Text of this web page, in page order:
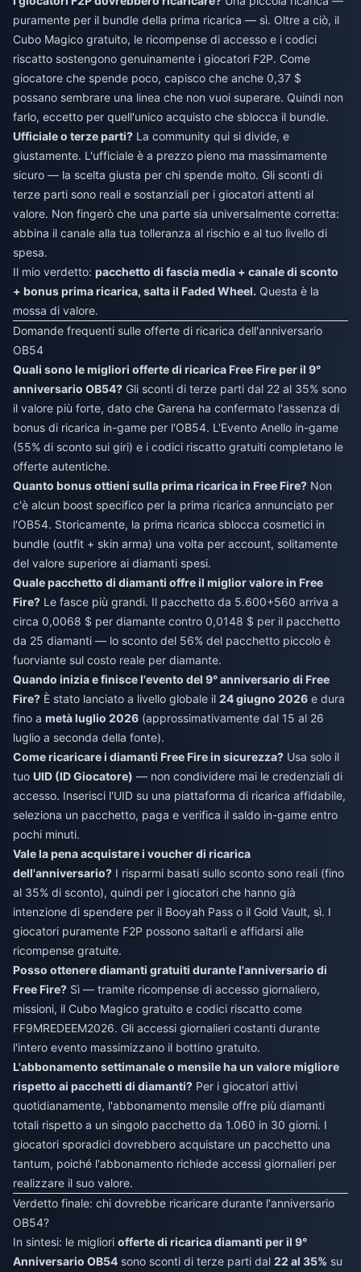
puramente per il bundle della prima ricarica — sì. Oltre a ciò, il
Cubo Magico gratuito, le ricompense di accesso e i codici
riscatto sostengono genuinamente i giocatori F2P. Come
giocatore che spende poco, capisco che anche 0,37 $
possano sembrare una linea che non vuoi superare. Quindi non
farlo, eccetto per quell'unico acquisto che sblocca il bundle.
Ufficiale o terze parti? La community qui si divide, e
giustamente. L'ufficiale è a prezzo pieno ma massimamente
sicuro — la scelta giusta per chi spende molto. Gli sconti di
terze parti sono reali e sostanziali per i giocatori attenti al
valore. Non fingerò che una parte sia universalmente corretta:
abbina il canale alla tua tolleranza al rischio e al tuo livello di
spesa.
Il mio verdetto: pacchetto di fascia media + canale di sconto
+ bonus prima ricarica, salta il Faded Wheel. Questa è la
mossa di valore.
Domande frequenti sulle offerte di ricarica dell'anniversario
OB54
Quali sono le migliori offerte di ricarica Free Fire per il 9°
anniversario OB54? Gli sconti di terze parti dal 22 al 35% sono
il valore più forte, dato che Garena ha confermato l'assenza di
bonus di ricarica in-game per l'OB54. L'Evento Anello in-game
(55% di sconto sui giri) e i codici riscatto gratuiti completano le
offerte autentiche.
Quanto bonus ottieni sulla prima ricarica in Free Fire? Non
c'è alcun boost specifico per la prima ricarica annunciato per
l'OB54. Storicamente, la prima ricarica sblocca cosmetici in
bundle (outfit + skin arma) una volta per account, solitamente
del valore superiore ai diamanti spesi.
Quale pacchetto di diamanti offre il miglior valore in Free
Fire? Le fasce più grandi. Il pacchetto da 5.600+560 arriva a
circa 0,0068 $ per diamante contro 0,0148 $ per il pacchetto
da 25 diamanti — lo sconto del 56% del pacchetto piccolo è
fuorviante sul costo reale per diamante.
Quando inizia e finisce l'evento del 9° anniversario di Free
Fire? È stato lanciato a livello globale il 24 giugno 2026 e dura
fino a metà luglio 2026 (approssimativamente dal 15 al 26
luglio a seconda della fonte).
Come ricaricare i diamanti Free Fire in sicurezza? Usa solo il
tuo UID (ID Giocatore) — non condividere mai le credenziali di
accesso. Inserisci l'UID su una piattaforma di ricarica affidabile,
seleziona un pacchetto, paga e verifica il saldo in-game entro
pochi minuti.
Vale la pena acquistare i voucher di ricarica
dell'anniversario? I risparmi basati sullo sconto sono reali (fino
al 35% di sconto), quindi per i giocatori che hanno già
intenzione di spendere per il Booyah Pass o il Gold Vault, sì. I
giocatori puramente F2P possono saltarli e affidarsi alle
ricompense gratuite.
Posso ottenere diamanti gratuiti durante l'anniversario di
Free Fire? Sì — tramite ricompense di accesso giornaliero,
missioni, il Cubo Magico gratuito e codici riscatto come
FF9MREDEEM2026. Gli accessi giornalieri costanti durante
l'intero evento massimizzano il bottino gratuito.
L'abbonamento settimanale o mensile ha un valore migliore
rispetto ai pacchetti di diamanti? Per i giocatori attivi
quotidianamente, l'abbonamento mensile offre più diamanti
totali rispetto a un singolo pacchetto da 1.060 in 30 giorni. I
giocatori sporadici dovrebbero acquistare un pacchetto una
tantum, poiché l'abbonamento richiede accessi giornalieri per
realizzare il suo valore.
Verdetto finale: chi dovrebbe ricaricare durante l'anniversario
OB54?
In sintesi: le migliori offerte di ricarica diamanti per il 9°
Anniversario OB54 sono sconti di terze parti dal 22 al 35% su